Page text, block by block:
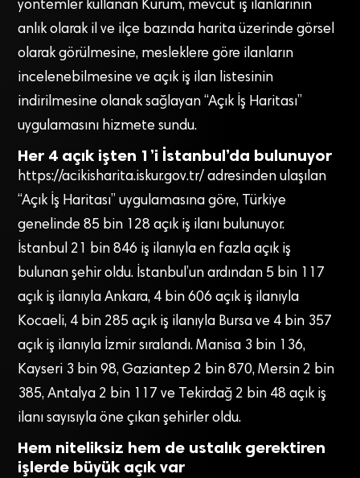
yöntemler kullanan Kurum, mevcut iş ilanlarının
anlık olarak il ve ilçe bazında harita üzerinde görsel
olarak görülmesine, mesleklere göre ilanların
incelenebilmesine ve açık iş ilan listesinin
indirilmesine olanak sağlayan “Açık İş Haritası”
uygulamasını hizmete sundu.
Her 4 açık işten 1’i İstanbul’da bulunuyor
https://acikisharita.iskur.gov.tr/ adresinden ulaşılan
“Açık İş Haritası” uygulamasına göre, Türkiye
genelinde 85 bin 128 açık iş ilanı bulunuyor.
İstanbul 21 bin 846 iş ilanıyla en fazla açık iş
bulunan şehir oldu. İstanbul’un ardından 5 bin 117
açık iş ilanıyla Ankara, 4 bin 606 açık iş ilanıyla
Kocaeli, 4 bin 285 açık iş ilanıyla Bursa ve 4 bin 357
açık iş ilanıyla İzmir sıralandı. Manisa 3 bin 136,
Kayseri 3 bin 98, Gaziantep 2 bin 870, Mersin 2 bin
385, Antalya 2 bin 117 ve Tekirdağ 2 bin 48 açık iş
ilanı sayısıyla öne çıkan şehirler oldu.
Hem niteliksiz hem de ustalık gerektiren
işlerde büyük açık var